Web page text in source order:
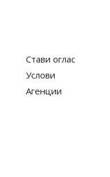
Стави оглас
Услови
Агенции